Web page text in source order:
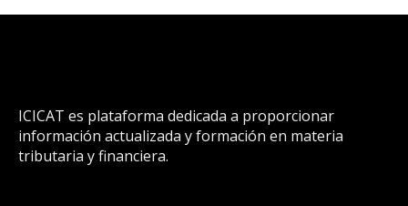
ICICAT es plataforma dedicada a proporcionar
información actualizada y formación en materia
tributaria y financiera.